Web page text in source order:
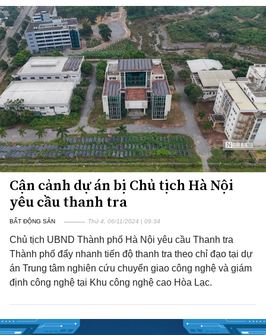
Cận cảnh dự án bị Chủ tịch Hà Nội
yêu cầu thanh tra
BẤT ĐỘNG SẢN Thứ 4, 06/11/2024 | 09:34
Chủ tịch UBND Thành phố Hà Nội yêu cầu Thanh tra
Thành phố đẩy nhanh tiến độ thanh tra theo chỉ đạo tại dự
án Trung tâm nghiên cứu chuyển giao công nghệ và giám
định công nghệ tại Khu công nghệ cao Hòa Lạc.